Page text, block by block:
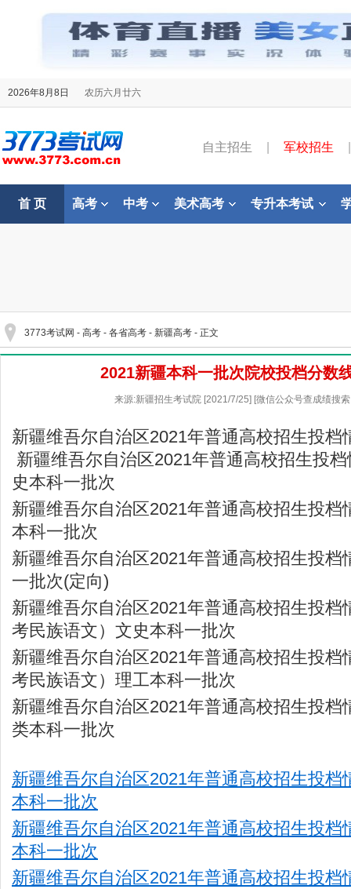
2026年8月8日 农历六月廿六
自主招生 军校招生
首 页 高考 中考 美术高考 专升本考试
3773考试网 - 高考 - 各省高考 - 新疆高考 - 正文
2021新疆本科一批次院校投档分数
来源:新疆招生考试院 [2021/7/25] [微信公众号查成绩搜
新疆维吾尔自治区2021年普通高校招生投档
新疆维吾尔自治区2021年普通高校招生投
史本科一批次
新疆维吾尔自治区2021年普通高校招生投档
本科一批次
新疆维吾尔自治区2021年普通高校招生投档
一批次(定向)
新疆维吾尔自治区2021年普通高校招生投档
考民族语文）文史本科一批次
新疆维吾尔自治区2021年普通高校招生投档
考民族语文）理工本科一批次
新疆维吾尔自治区2021年普通高校招生投档
类本科一批次
新疆维吾尔自治区2021年普通高校招生投档
本科一批次
新疆维吾尔自治区2021年普通高校招生投档
本科一批次
新疆维吾尔自治区2021年普通高校招生投档